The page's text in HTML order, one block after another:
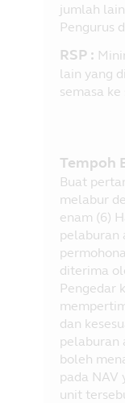
jumlah
Pengurus
RSP :
lain yang
semasa ke
Tempoh
Buat
melabur
enam (6)
pelaburan
diterima
Pengedar
dan
pelaburan
boleh
pada NAV
unit